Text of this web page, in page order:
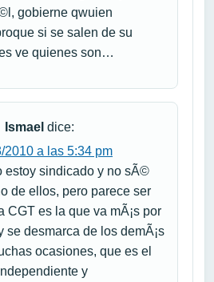
gobierne qwuien
si se salen de su
ve quienes son…
Ismael dice:
2010 a las 5:34 pm
estoy sindicado y no sÃ©
de ellos, pero parece ser
CGT es la que va mÃ¡s por
se desmarca de los demÃ¡s
ocasiones, que es el
y